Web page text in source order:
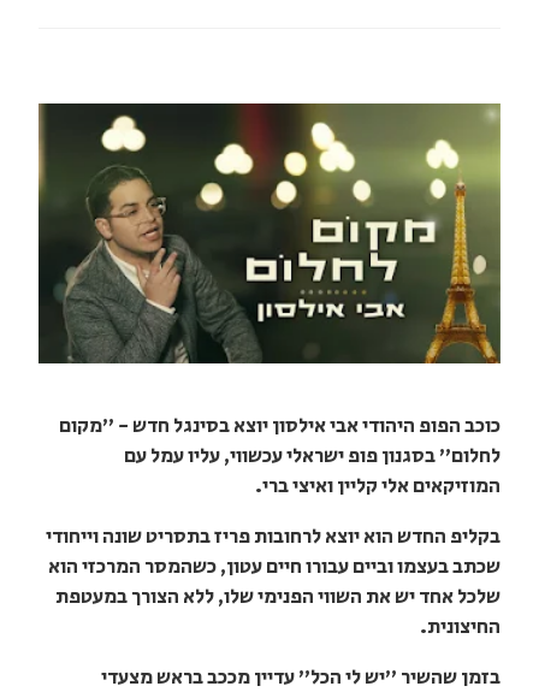
כוכב הפופ היהודי אבי אילסון יוצא בסינגל חדש - "מקום
לחלום" בסגנון פופ ישראלי עכשווי, עליו עמל עם
המוזיקאים אלי קליין ואיצי ברי.
בקליפ החדש הוא יוצא לרחובות פריז בתסריט שונה וייחודי
שכתב בעצמו וביים עבורו חיים עטון, כשהמסר המרכזי הוא
שלכל אחד יש את השווי הפנימי שלו, ללא הצורך במעטפת
החיצונית.
בזמן שהשיר "יש לי הכל" עדיין מככב בראש מצעדי